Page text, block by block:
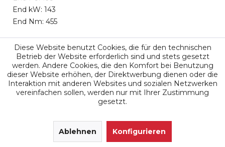
End kW: 143
End Nm: 455
699,00 €
Merken
Diese Website benutzt Cookies, die für den technischen
Betrieb der Website erforderlich sind und stets gesetzt
werden. Andere Cookies, die den Komfort bei Benutzung
dieser Website erhöhen, der Direktwerbung dienen oder die
Interaktion mit anderen Websites und sozialen Netzwerken
vereinfachen sollen, werden nur mit Ihrer Zustimmung
gesetzt.
Ablehnen Konfigurieren
SEHR GUT (4.9 / 5)
Bewertungen bei: google.de, shopvote.de ⓘ
Informationen zur Echtheit der Bewertungen